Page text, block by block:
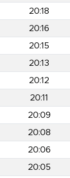
20:18
20:16
20:15
20:13
20:12
20:11
20:09
20:08
20:06
20:05